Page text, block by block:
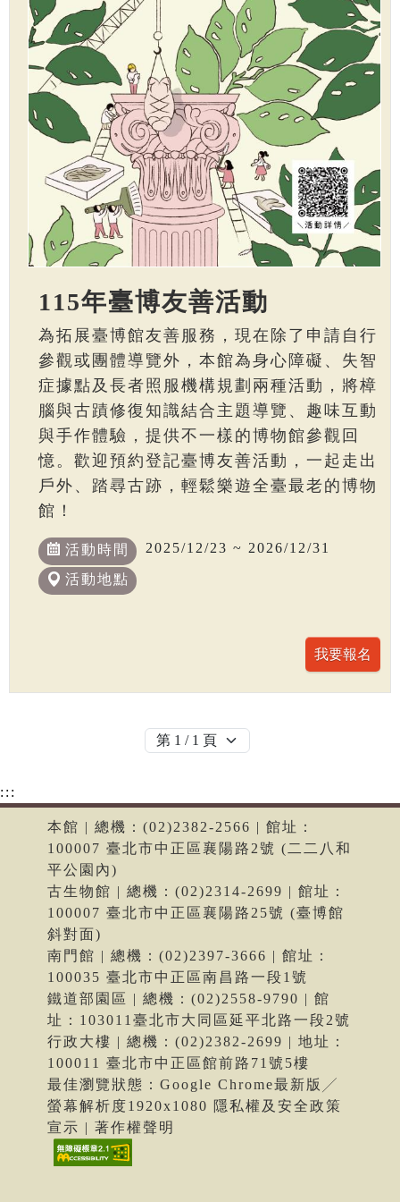
115年臺博友善活動
為拓展臺博館友善服務，現在除了申請自行
參觀或團體導覽外，本館為身心障礙、失智
症據點及長者照服機構規劃兩種活動，將樟
腦與古蹟修復知識結合主題導覽、趣味互動
與手作體驗，提供不一樣的博物館參觀回
憶。歡迎預約登記臺博友善活動，一起走出
戶外、踏尋古跡，輕鬆樂遊全臺最老的博物
館！
活動時間 2025/12/23 ~ 2026/12/31
活動地點
:::
本館 | 總機：(02)2382-2566 | 館址：
100007 臺北市中正區襄陽路2號 (二二八和
平公園內)
古生物館 | 總機：(02)2314-2699 | 館址：
100007 臺北市中正區襄陽路25號 (臺博館
斜對面)
南門館 | 總機：(02)2397-3666 | 館址：
100035 臺北市中正區南昌路一段1號
鐵道部園區 | 總機：(02)2558-9790 | 館
址：103011臺北市大同區延平北路一段2號
行政大樓 | 總機：(02)2382-2699 | 地址：
100011 臺北市中正區館前路71號5樓
最佳瀏覽狀態：Google Chrome最新版╱
螢幕解析度1920x1080 隱私權及安全政策
宣示 | 著作權聲明